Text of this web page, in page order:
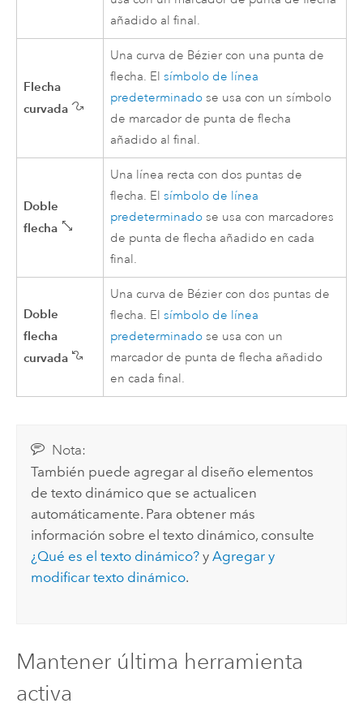
añadido al final.
Flecha
curvada
Una curva de Bézier con una punta de
flecha. Elsímbolo de línea
predeterminado se usa con un símbolo
de marcador de punta de flecha
añadido al final.
Doble
flecha
Una línea recta con dos puntas de
flecha. Elsímbolo de línea
predeterminado se usa con marcadores
de punta de flecha añadido en cada
final.
Doble
flecha
curvada
Una curva de Bézier con dos puntas de
flecha. Elsímbolo de línea
predeterminado se usa con un
marcador de punta de flecha añadido
en cada final.
Nota:
También puede agregar al diseño elementos
de texto dinámico que se actualicen
automáticamente. Para obtener más
información sobre el texto dinámico, consulte
¿Qué es el texto dinámico? yAgregar y
modificar texto dinámico.
Mantener última herramienta
activa